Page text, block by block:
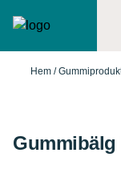
Hem /
Gummibälg